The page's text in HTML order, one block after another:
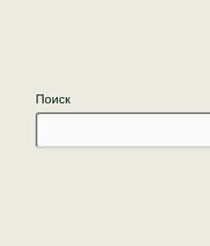
Поиск